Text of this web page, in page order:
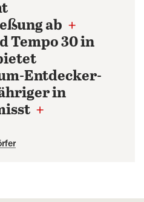
ab +
Tempo 30 in
Entdecker-
in
+